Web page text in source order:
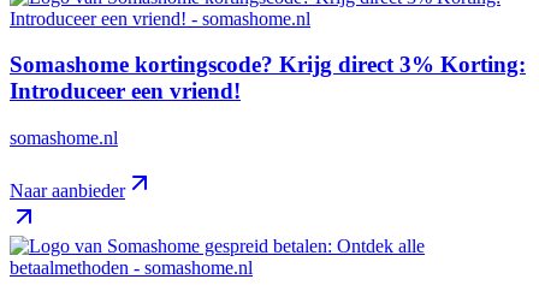
Somashome kortingscode? Krijg direct 3% Korting:
Introduceer een vriend!
somashome.nl
Naar aanbieder